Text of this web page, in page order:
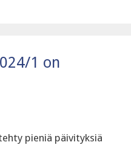
1 on
pieniä päivityksiä